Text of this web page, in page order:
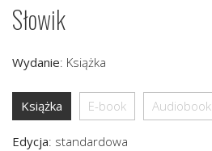
Słowik
Wydanie: Książka
Książka E-book Audiobook
Edycja: standardowa